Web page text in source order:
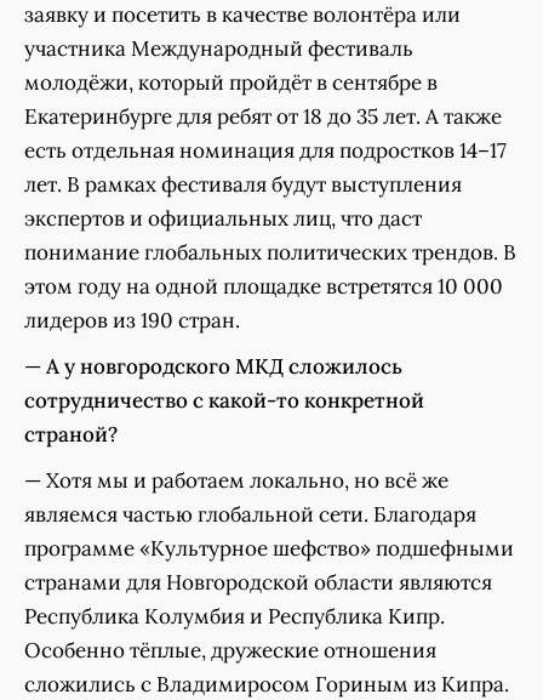
заявку и посетить в качестве волонтёра или
участника Международный фестиваль
молодёжи, который пройдёт в сентябре в
Екатеринбурге для ребят от 18 до 35 лет. А также
есть отдельная номинация для подростков 14–17
лет. В рамках фестиваля будут выступления
экспертов и официальных лиц, что даст
понимание глобальных политических трендов. В
этом году на одной площадке встретятся 10 000
лидеров из 190 стран.
—А у новгородского МКД сложилось
сотрудничество с какой-то конкретной
страной?
— Хотя мы и работаем локально, но всё же
являемся частью глобальной сети. Благодаря
программе «Культурное шефство» подшефными
странами для Новгородской области являются
Республика Колумбия и Республика Кипр.
Особенно тёплые, дружеские отношения
сложились с Владимиросом Гориным из Кипра.